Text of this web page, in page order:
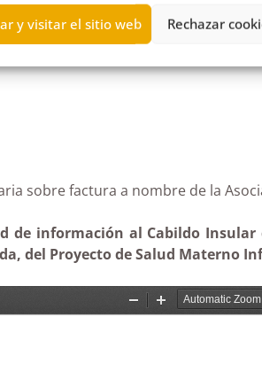
y visitar el sitio web Rechazar
políticos,La Palma Nueva era
sobre factura a nombre de
información al Cabildo
del Proyecto de Salud Materno